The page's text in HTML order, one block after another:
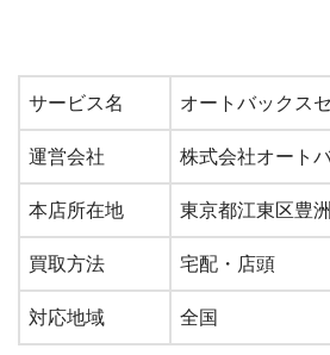
サービス名 オートバックス
運営会社 株式会社オート
本店所在地 東京都江東区豊
買取方法 宅配・店頭
対応地域 全国